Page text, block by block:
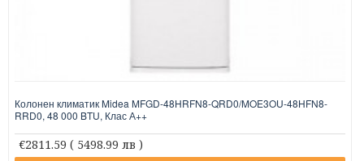
Колонен климатик Midea MFGD-48HRFN8-QRD0/MOE3OU-48HFN8-
RRD0, 48 000 BTU, Клас А++
€2811.59 ( 5498.99 лв )